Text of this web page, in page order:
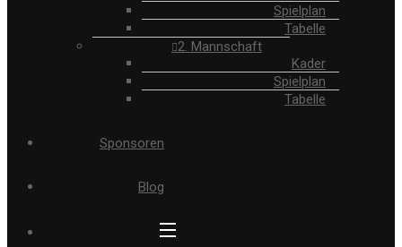
Spielplan
Tabelle
2. Mannschaft
Kader
Spielplan
Tabelle
Sponsoren
Blog